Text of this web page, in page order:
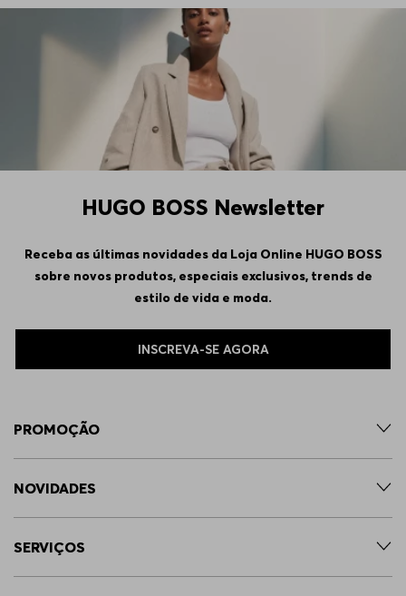
43 Indisponível
HUGO BOSS Newsletter
Receba as últimas novidades da Loja Online HUGO BOSS
sobre novos produtos, especiais exclusivos, trends de
estilo de vida e moda.
INSCREVA-SE AGORA
PROMOÇÃO
NOVIDADES
SERVIÇOS